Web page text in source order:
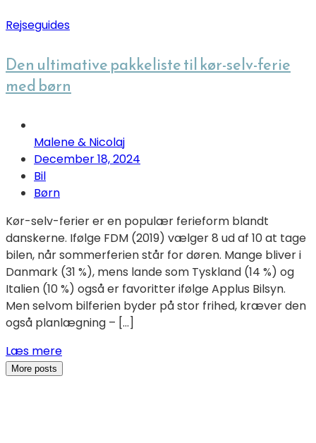
Rejseguides
Den ultimative pakkeliste til kør-selv-ferie
med børn
Malene & Nicolaj
December 18, 2024
Bil
Børn
Kør-selv-ferier er en populær ferieform blandt
danskerne. Ifølge FDM (2019) vælger 8 ud af 10 at tage
bilen, når sommerferien står for døren. Mange bliver i
Danmark (31 %), mens lande som Tyskland (14 %) og
Italien (10 %) også er favoritter ifølge Applus Bilsyn.
Men selvom bilferien byder på stor frihed, kræver den
også planlægning – […]
Læs mere
More posts